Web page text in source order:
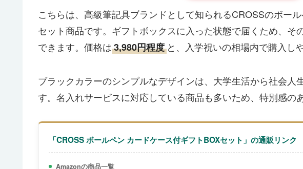
こちらは、高級筆記具ブランドとして知られるCROSSのボー
セット商品です。ギフトボックスに入った状態で届くため、そ
できます。価格は3,980円程度 と、入学祝いの相場内で購入し
ブラックカラーのシンプルなデザインは、大学生活から社会人
す。名入れサービスに対応している商品も多いため、特別感の
「CROSS ボールペン カードケース付ギフトBOXセット」の通販リンク
Amazonの商品一覧